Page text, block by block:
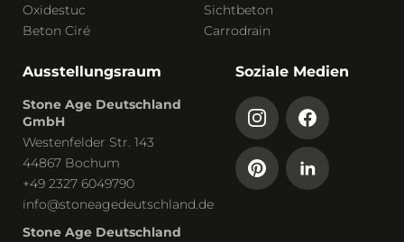
Oxidestuc
Sichtbeton
Beton Ciré
Carrodrain
Ausstellungsraum
Stone Age Deutschland
GmbH
Westenfelder Str. 143
44867 Bochum
+49 2327 6049790
info@stoneagedeutschland.de
Stone Age Deutschland
Soziale Medien